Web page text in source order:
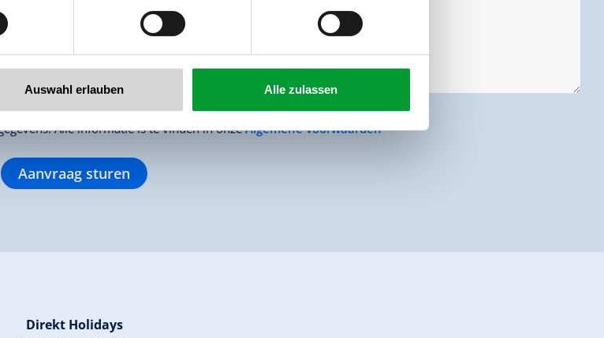
Auswahl erlauben Alle zulassen
Alle informatie is te vinden in onzeAlgemene voorwaarden
Aanvraag sturen
Direkt Holidays